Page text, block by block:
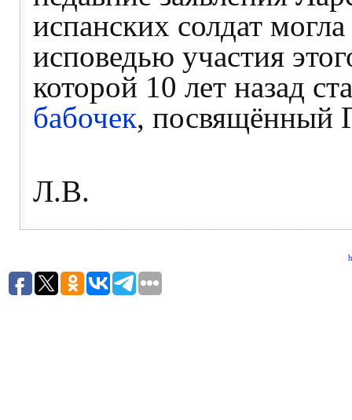
испанских солдат
исповедью участия
которой 10 лет назад
бабочек, посвящённый
Л.В.